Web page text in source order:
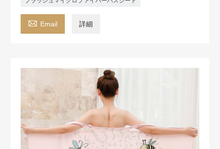
 Email 詳細